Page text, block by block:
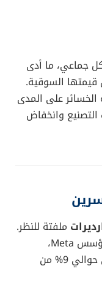
جماعي، ما أدى
قيمتها السوقية.
على المدى
التصنيع وانخفاض
ملفتة للنظر.
، مؤسس Meta،
— أي حوالي 9% من